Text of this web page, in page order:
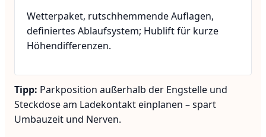
Wetterpaket, rutschhemmende Auflagen,
definiertes Ablaufsystem; Hublift für kurze
Höhendifferenzen.
Tipp: Parkposition außerhalb der Engstelle und
Steckdose am Ladekontakt einplanen – spart
Umbauzeit und Nerven.